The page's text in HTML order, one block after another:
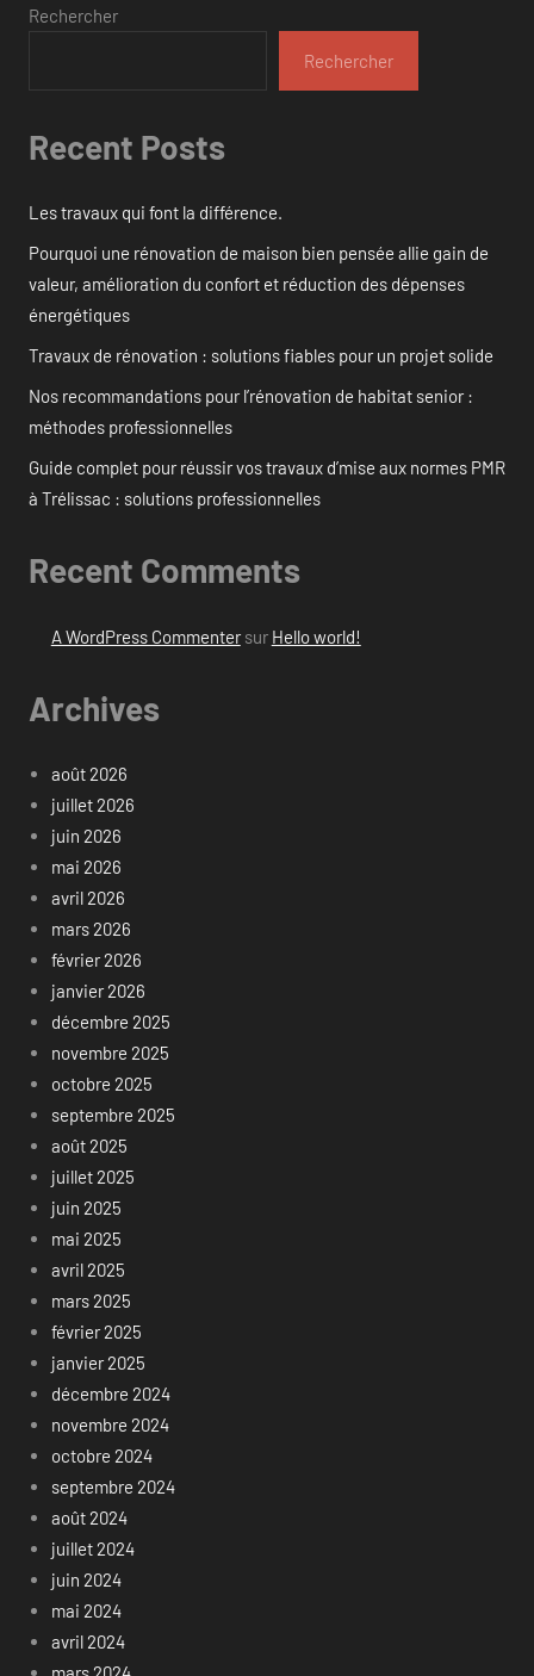
Rechercher
Rechercher
Recent Posts
Les travaux qui font la différence.
Pourquoi une rénovation de maison bien pensée allie gain de
valeur, amélioration du confort et réduction des dépenses
énergétiques
Travaux de rénovation : solutions fiables pour un projet solide
Nos recommandations pour l’rénovation de habitat senior :
méthodes professionnelles
Guide complet pour réussir vos travaux d’mise aux normes PMR
à Trélissac : solutions professionnelles
Recent Comments
A WordPress Commentersur Hello world!
Archives
août 2026
juillet 2026
juin 2026
mai 2026
avril 2026
mars 2026
février 2026
janvier 2026
décembre 2025
novembre 2025
octobre 2025
septembre 2025
août 2025
juillet 2025
juin 2025
mai 2025
avril 2025
mars 2025
février 2025
janvier 2025
décembre 2024
novembre 2024
octobre 2024
septembre 2024
août 2024
juillet 2024
juin 2024
mai 2024
avril 2024